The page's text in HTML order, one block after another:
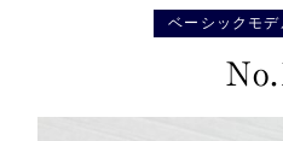
ベーシックモデ